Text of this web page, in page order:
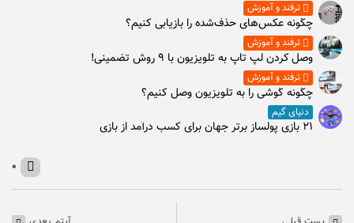
ترفند و آموزش
چگونه عکس‌های حذف‌شده را بازیابی کنیم؟
ترفند و آموزش
وصل كردن لپ تاپ به تلويزيون با ۹ روش تضمینی!
ترفند و آموزش
چگونه گوشی را به تلویزیون وصل کنیم؟
دنیای گیم
۲۱ بازی پولساز برتر جهان برای کسب درآمد از بازی
۰